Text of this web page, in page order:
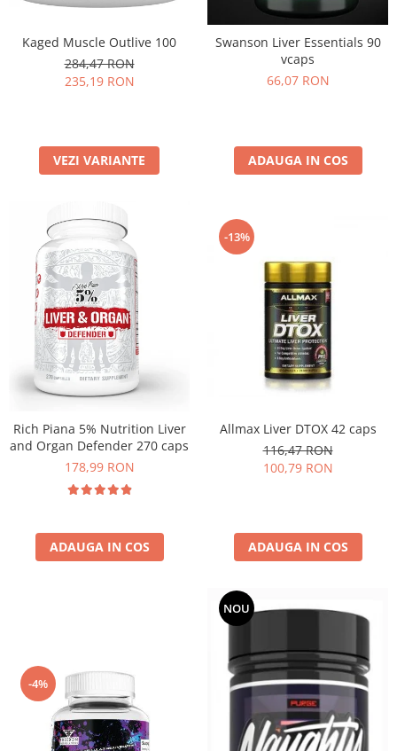
Kaged Muscle Outlive 100
284,47 RON
235,19 RON
VEZI VARIANTE
Swanson Liver Essentials 90
vcaps
66,07 RON
ADAUGA IN COS
Rich Piana 5% Nutrition Liver
and Organ Defender 270 caps
178,99 RON
ADAUGA IN COS
-13%
Allmax Liver DTOX 42 caps
116,47 RON
100,79 RON
ADAUGA IN COS
-4%
NOU